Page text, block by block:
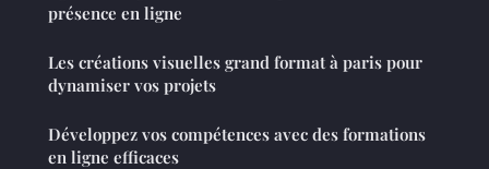
présence en ligne
Les créations visuelles grand format à paris pour
dynamiser vos projets
Développez vos compétences avec des formations
en ligne efficaces